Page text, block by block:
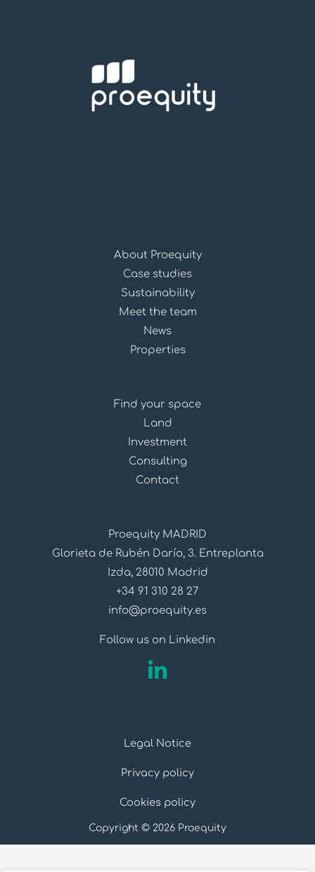
About Proequity
Case studies
Sustainability
Meet the team
News
Properties
Find your space
Land
Investment
Consulting
Contact
Proequity MADRID
Glorieta de Rubén Darío, 3. Entreplanta
Izda, 28010 Madrid
+34 91 310 28 27
info@proequity.es
Follow us on Linkedin
Legal Notice
Privacy policy
Cookies policy
Copyright © 2026 Proequity